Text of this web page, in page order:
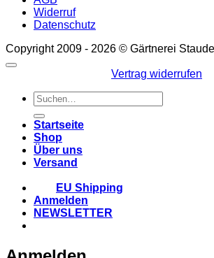
Widerruf
Datenschutz
Copyright 2009 - 2026 © Gärtnerei
Vertrag widerrufen
Suchen
nach:
Startseite
Shop
Über uns
Versand
EU Shipping
Anmelden
NEWSLETTER